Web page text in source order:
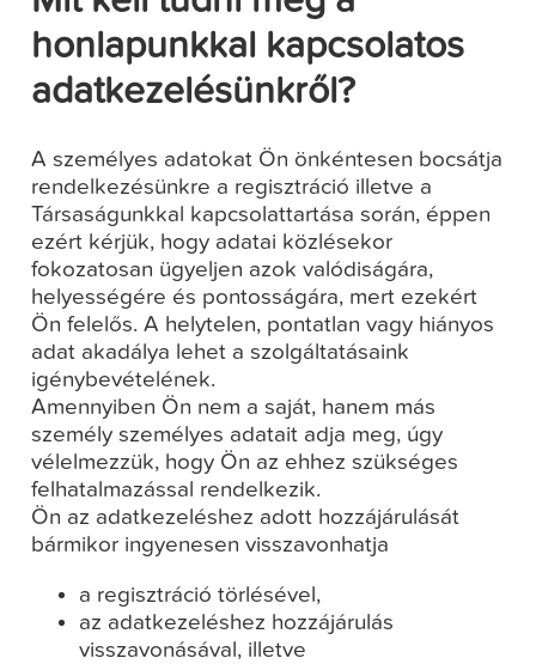
honlapunkkal kapcsolatos
adatkezelésünkről?
A személyes adatokat Ön önkéntesen bocsátja
rendelkezésünkre a regisztráció illetve a
Társaságunkkal kapcsolattartása során, éppen
ezért kérjük, hogy adatai közlésekor
fokozatosan ügyeljen azok valódiságára,
helyességére és pontosságára, mert ezekért
Ön felelős. A helytelen, pontatlan vagy hiányos
adat akadálya lehet a szolgáltatásaink
igénybevételének.
Amennyiben Ön nem a saját, hanem más
személy személyes adatait adja meg, úgy
vélelmezzük, hogy Ön az ehhez szükséges
felhatalmazással rendelkezik.
Ön az adatkezeléshez adott hozzájárulását
bármikor ingyenesen visszavonhatja
a regisztráció törlésével,
az adatkezeléshez hozzájárulás
visszavonásával, illetve